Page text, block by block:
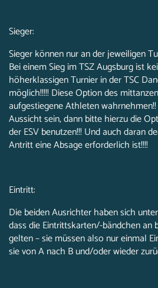
Sieger:
Sieger können nur an der jeweiligen
Bei einem Sieg im TSZ Augsburg ist
höherklassigen Turnier in der TSC
möglich!!!!! Diese Option des
aufgestiegene Athleten
Aussicht sein, dann bitte hierzu die
der ESV benutzen!!! Und auch daran
Antritt eine Absage erforderlich ist!!!!
Eintritt:
Die beiden Ausrichter haben sich
dass die Eintrittskarten/-bändchen an
gelten – sie müssen also nur einmal
sie von A nach B und/oder wieder